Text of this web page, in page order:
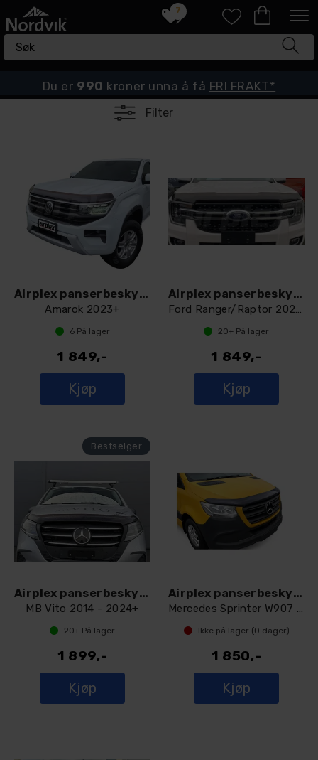
7
Du er 990 kroner unna å få FRI FRAKT*
Filter
Airplex panserbeskytter Dark smoke
Amarok 2023+
6På lager
1 849,-
Kjøp
Airplex panserbeskytter Dark smoke
Ford Ranger/Raptor 2023+
20+ På lager
1 849,-
Kjøp
Airplex panserbeskytter Dark smoke
MB Vito 2014 - 2024+
20+ På lager
1 899,-
Kjøp
Airplex panserbeskytter Dark smoke
Mercedes Sprinter W907 2018+
Ikke på lager (0 dager)
1 850,-
Kjøp